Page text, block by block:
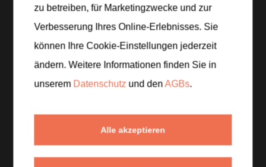
Erwärme die 700 Milliliter Saft oder alkoholfreien
Bitter langsam in einem Topf und gib die 1
Zimtstange sowie Rosmarin oder Gewürze hinein,
damit sich die Aromen entfalten können, ohne dass
Presse den Saft der 2 Orangen aus und rühre ihn ein,
und ausgewogen bleibt.
zu betreiben, für Marketingzwecke und zur
Verbesserung Ihres Online-Erlebnisses. Sie
können Ihre Cookie-Einstellungen jederzeit
ändern. Weitere Informationen finden Sie in
unserem Datenschutz und denAGBs.
Alle akzeptieren